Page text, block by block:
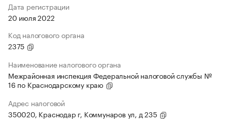
Дата регистрации
20 июля 2022
Код налогового органа
2375
Наименование налогового органа
Межрайонная инспекция Федеральной налоговой службы №
16 по Краснодарскому краю
Адрес налоговой
350020, Краснодар г, Коммунаров ул, д 235